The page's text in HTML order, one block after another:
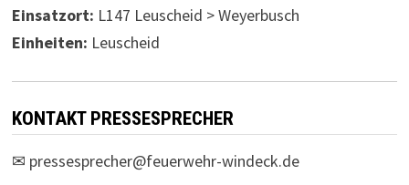
Einsatzort: L147 Leuscheid > Weyerbusch
Einheiten: Leuscheid
KONTAKT PRESSESPRECHER
✉ pressesprecher@feuerwehr-windeck.de